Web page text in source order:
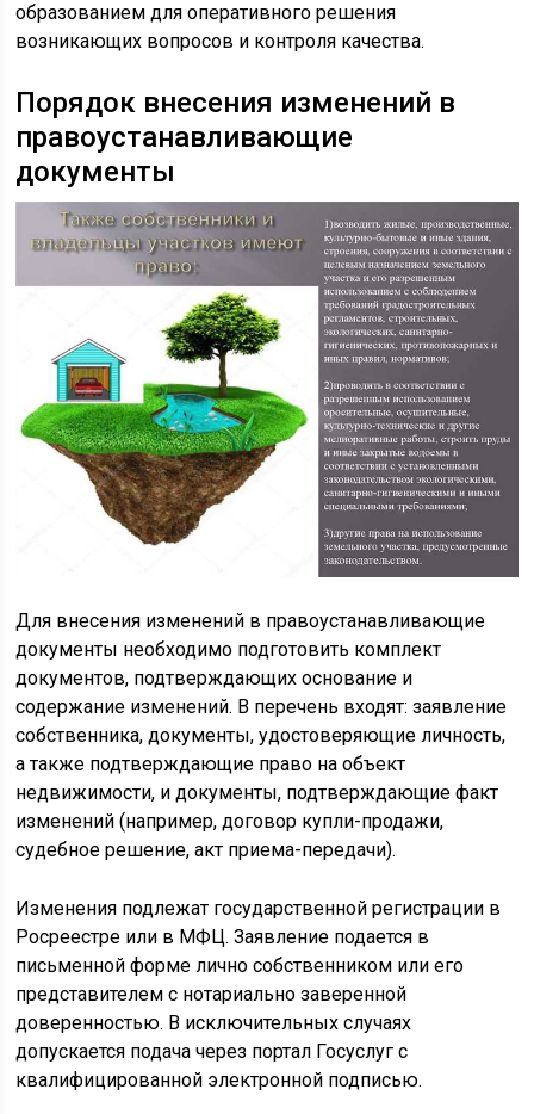
образованием для оперативного решения
возникающих вопросов и контроля качества.
Порядок внесения изменений в
правоустанавливающие
документы
Для внесения изменений в правоустанавливающие
документы необходимо подготовить комплект
документов, подтверждающих основание и
содержание изменений. В перечень входят: заявление
собственника, документы, удостоверяющие личность,
а также подтверждающие право на объект
недвижимости, и документы, подтверждающие факт
изменений (например, договор купли-продажи,
судебное решение, акт приема-передачи).
Изменения подлежат государственной регистрации в
Росреестре или в МФЦ. Заявление подается в
письменной форме лично собственником или его
представителем с нотариально заверенной
доверенностью. В исключительных случаях
допускается подача через портал Госуслуг с
квалифицированной электронной подписью.